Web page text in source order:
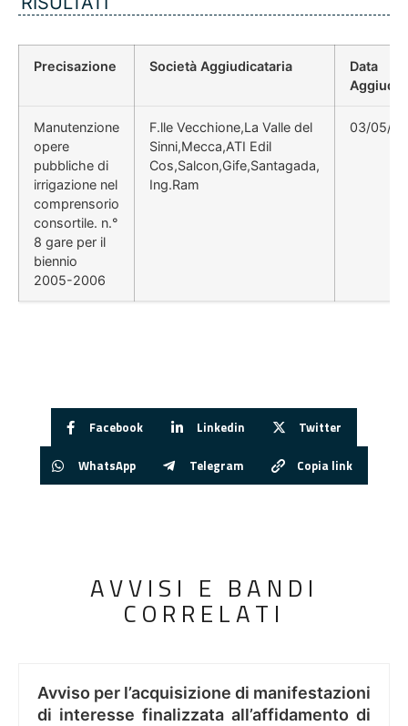
Precisazione Società Aggiudicataria
Data
Manutenzione
opere
pubbliche di
irrigazione nel
comprensorio
consortile. n.°
8 gare per il
biennio
2005-2006
F.lle Vecchione,La Valle del
Sinni,Mecca,ATI Edil
Cos,Salcon,Gife,Santagada,
Ing.Ram
03/05/
Facebook Linkedin Twitter
WhatsApp Telegram Copia link
AVVISI E BANDI
CORRELATI
Avviso per l’acquisizione di manifestazioni
di interesse finalizzata all’affidamento di